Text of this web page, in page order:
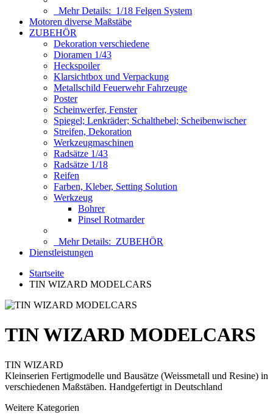
Mehr Details: 1/18 Felgen System
Motoren diverse Maßstäbe
ZUBEHÖR
Dekoration verschiedene
Dioramen 1/43
Heckspoiler
Klarsichtbox und Verpackung
Metallschild Feuerwehr Fahrzeuge
Poster
Scheinwerfer, Fenster
Spiegel; Lenkräder; Schalthebel; Scheibenwischer
Streifen, Dekoration
Werkzeugmaschinen
Radsätze 1/43
Radsätze 1/18
Reifen
Farben, Kleber, Setting Solution
Werkzeug
Bohrer
Pinsel Rotmarder
Mehr Details: ZUBEHÖR
Dienstleistungen
Startseite
TIN WIZARD MODELCARS
TIN WIZARD MODELCARS
TIN WIZARD
Kleinserien Fertigmodelle und Bausätze (Weissmetall und Resine) in
verschiedenen Maßstäben. Handgefertigt in Deutschland
Weitere Kategorien